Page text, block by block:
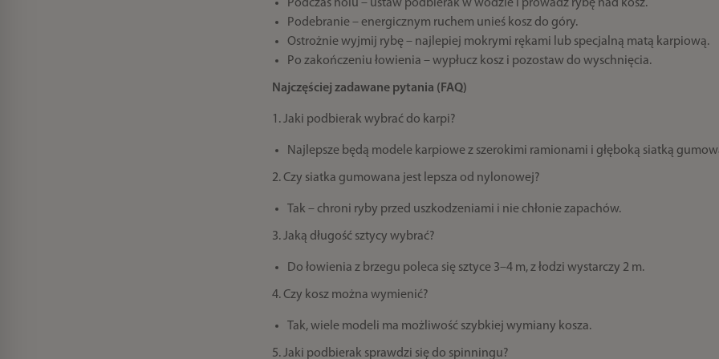
Podczas holu – ustaw podbierak w wodzie i prowadź rybę nad kosz.
Podebranie – energicznym ruchem unieś kosz do góry.
Ostrożnie wyjmij rybę – najlepiej mokrymi rękami lub specjalną matą karpiową.
Po zakończeniu łowienia – wypłucz kosz i pozostaw do wyschnięcia.
Najczęściej zadawane pytania (FAQ)
1. Jaki podbierak wybrać do karpi?
Najlepsze będą modele karpiowe z szerokimi ramionami i głęboką siatką
2. Czy siatka gumowana jest lepsza od nylonowej?
Tak – chroni ryby przed uszkodzeniami i nie chłonie zapachów.
3. Jaką długość sztycy wybrać?
Do łowienia z brzegu poleca się sztyce 3–4 m, z łodzi wystarczy 2 m.
4. Czy kosz można wymienić?
Tak, wiele modeli ma możliwość szybkiej wymiany kosza.
5. Jaki podbierak sprawdzi się do spinningu?